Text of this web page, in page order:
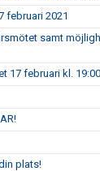
februari 2021
samt
17 februari kl. 19:00
plats!